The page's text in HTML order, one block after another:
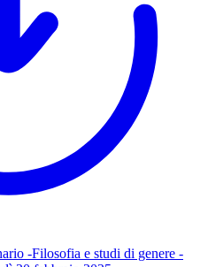
-Filosofia e studi di genere -